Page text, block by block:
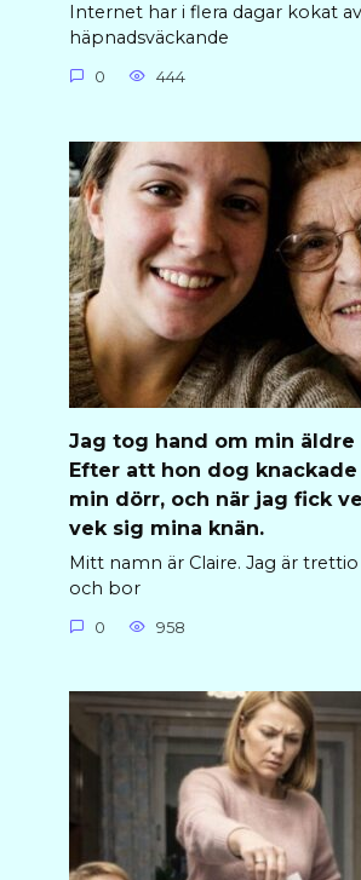
Internet har i flera dagar kokat
häpnadsväckande
0 444
Jag tog hand om min äldre
Efter att hon dog
min dörr, och när jag fick
vek sig mina knän.
Mitt namn är Claire. Jag är
och bor
0 958